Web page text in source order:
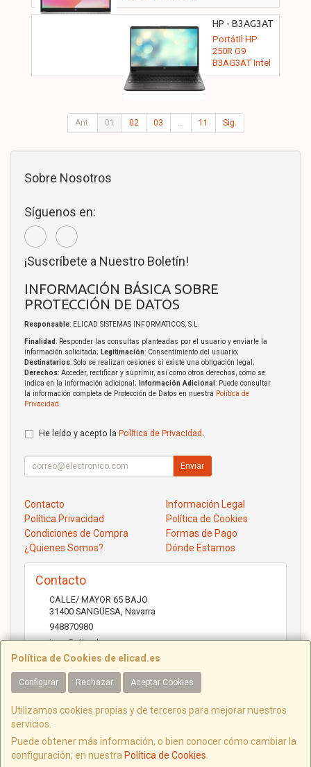
HP - B3AG3AT
Portátil HP
250R G9
B3AG3AT Intel
Core 7-150U/
Operativo
Ant. 01 02 03 11 Sig.
Política de Cookies de elicad.es
Configurar Rechazar Aceptar Cookies
Utilizamos cookies propias y de terceros para mejorar nuestros
servicios.
Puede obtener más información, o bien conocer cómo cambiar la
configuración, en nuestra Política de Cookies
Sobre Nosotros
Síguenos en:
¡Suscríbete a Nuestro Boletín!
INFORMACIÓN BÁSICA SOBRE
PROTECCIÓN DE DATOS
Responsable: ELICAD SISTEMAS INFORMATICOS, S.L.
Finalidad: Responder las consultas planteadas por el usuario y enviarle la
información solicitada; Legitimación: Consentimiento del usuario;
Destinatarios: Solo se realizan cesiones si existe una obligación legal;
Derechos: Acceder, rectificar y suprimir, así como otros derechos, como se
indica en la información adicional;
Información Adicional : Puede consultar
la información completa de Protección de Datos en nuestra Política de
Privacidad
He leído y acepto la Política de Privacidad
Enviar
Contacto
Información Legal
Política Privacidad
Política de Cookies
Condiciones de Compra
Formas de Pago
¿Quienes Somos?
Dónde Estamos
Contacto
CALLE/ MAYOR 65 BAJO
31400 SANGÜESA Navarra
948870980
jose@elicad.com
Horario
Lunes a Viernes 9:30 a 20:00 Sábados 10.00 a 14.00
C/ Mayor, 65, 31400, Navarra, España. - C.I.F.: B31843022 - Tfno: 948870980